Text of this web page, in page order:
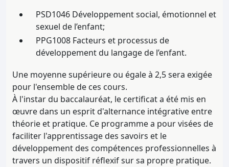
PSD1046 Développement social, émotionnel et
sexuel de l’enfant;
PPG1008 Facteurs et processus de
développement du langage de l’enfant.
Une moyenne supérieure ou égale à 2,5 sera exigée
pour l'ensemble de ces cours.
À l'instar du baccalauréat, le certificat a été mis en
œuvre dans un esprit d'alternance intégrative entre
théorie et pratique. Ce programme a pour visées de
faciliter l'apprentissage des savoirs et le
développement des compétences professionnelles à
travers un dispositif réflexif sur sa propre pratique.